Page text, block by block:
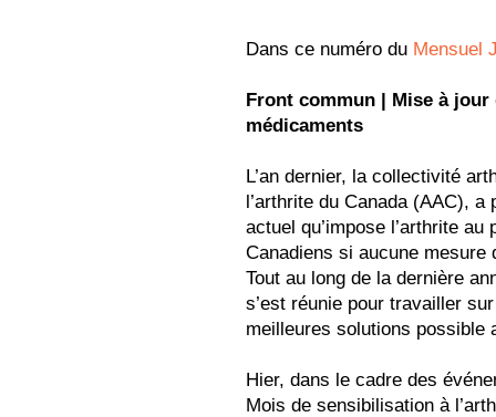
Dans ce numéro du Mensuel
Front commun | Mise à
médicaments
L’an dernier, la collectivité
l’arthrite du Canada (AAC), a
actuel qu’impose l’arthrite
Canadiens si aucune mesure
Tout au long de la dernière
s’est réunie pour travailler
meilleures solutions possible
Hier, dans le cadre des
Mois de sensibilisation à